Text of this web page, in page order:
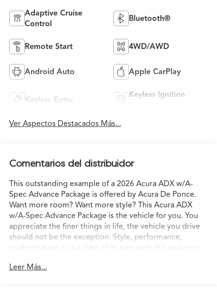
Adaptive Cruise
Control
Bluetooth®
Remote Start 4WD/AWD
Android Auto Apple CarPlay
Keyless Entry
Keyless Ignition
Ver Aspectos Destacados Más...
Comentarios del distribuidor
This outstanding example of a 2026 Acura ADX w/A-
Spec Advance Package is offered by Acura De Ponce.
Want more room? Want more style? This Acura ADX
w/A-Spec Advance Package is the vehicle for you. You
appreciate the finer things in life, the vehicle you drive
should not be the exception. Style, performance,
sophistication is in a class of its own with this stunning
equipped vehicle will handle beautifully on any terrain
Leer Más...